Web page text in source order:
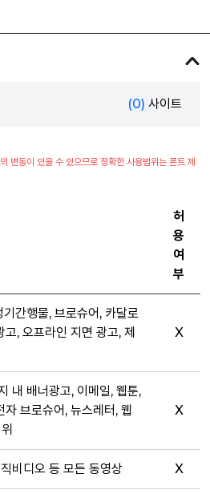
(0) 사이트
변동이 있을 수 있으므로 정확한 사용범위는 폰트 제
허
용
여
부
간행물, 브로슈어, 카달로
, 오프라인 지면 광고, 제
X
내 배너광고, 이메일, 웹툰,
브로슈어, 뉴스레터, 웹
X
비디오 등 모든 동영상 X